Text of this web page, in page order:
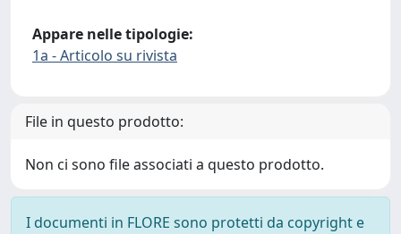
Appare nelle tipologie:
1a - Articolo su rivista
File in questo prodotto:
Non ci sono file associati a questo prodotto.
I documenti in FLORE sono protetti da copyright e